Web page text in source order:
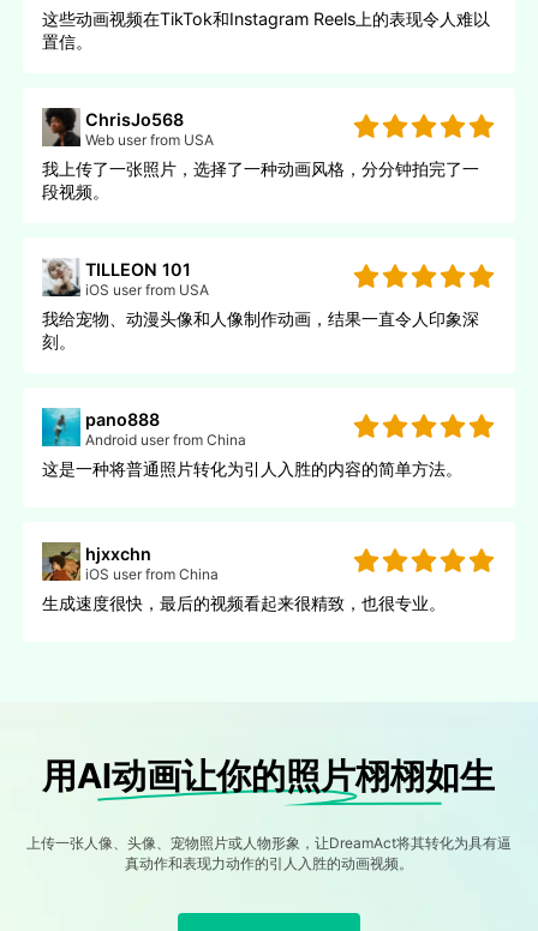
这些动画视频在TikTok和Instagram Reels上的表现令人难以
置信。
ChrisJo568
Web user from USA
我上传了一张照片，选择了一种动画风格，分分钟拍完了一
段视频。
TILLEON 101
iOS user from USA
我给宠物、动漫头像和人像制作动画，结果一直令人印象深
刻。
pano888
Android user from China
这是一种将普通照片转化为引人入胜的内容的简单方法。
hjxxchn
iOS user from China
生成速度很快，最后的视频看起来很精致，也很专业。
用AI动画让你的照片栩栩如生
上传一张人像、头像、宠物照片或人物形象，让DreamAct将其转化为具有逼
真动作和表现力动作的引人入胜的动画视频。